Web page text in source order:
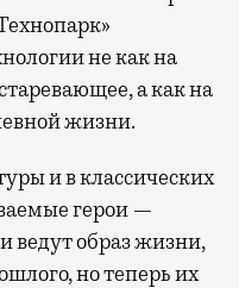
не как на
а как на
жизни.
и в классических
герои —
ведут образ жизни,
но теперь их